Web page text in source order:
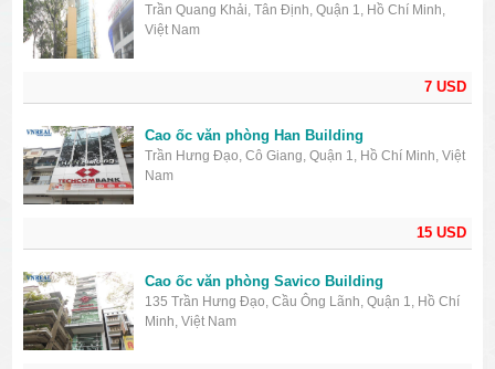
7 USD
Trần Quang Khải, Tân Định, Quận 1, Hồ Chí Minh,
Việt Nam
15 USD
Cao ốc văn phòng Han Building
Trần Hưng Đạo, Cô Giang, Quận 1, Hồ Chí Minh, Việt
Nam
Cao ốc văn phòng Savico Building
135 Trần Hưng Đạo, Cầu Ông Lãnh, Quận 1, Hồ Chí
Minh, Việt Nam